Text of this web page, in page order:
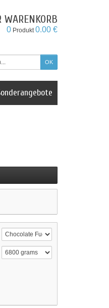
WARENKORB
0 Produkt0.00 €